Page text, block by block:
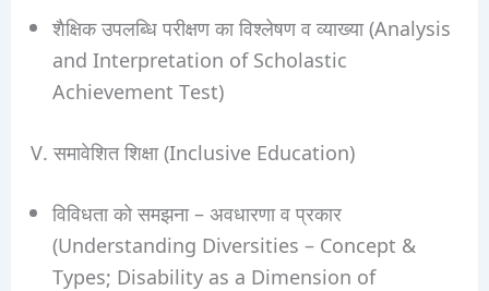
शैक्षिक उपलब्धि परीक्षण का विश्लेषण व व्याख्या (Analysis
and Interpretation of Scholastic
Achievement Test)
V. समावेशित शिक्षा (Inclusive Education)
विविधता को समझना – अवधारणा व प्रकार
(Understanding Diversities – Concept &
Types; Disability as a Dimension of